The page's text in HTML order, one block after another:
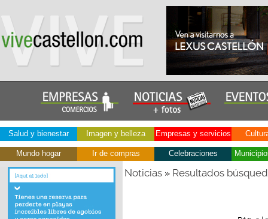
Salud y bienestar Imagen y belleza Empresas y servicios
Mundo hogar Ir de compras Celebraciones
Noticias» Resultados